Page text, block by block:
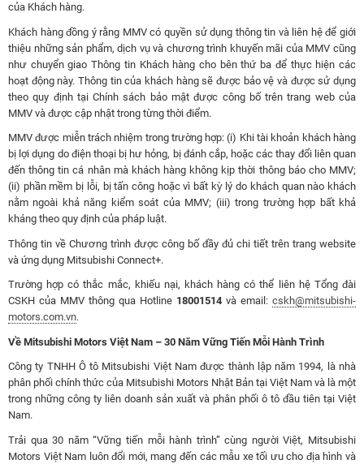
của Khách hàng.
Khách hàng đồng ý rằng MMV có quyền sử dụng thông tin và liên hệ để giới
thiệu những sản phẩm, dịch vụ và chương trình khuyến mãi của MMV cũng
như chuyển giao Thông tin Khách hàng cho bên thứ ba để thực hiện các
hoạt động này. Thông tin của khách hàng sẽ được bảo vệ và được sử dụng
theo quy định tại Chính sách bảo mật được công bố trên trang web của
MMV và được cập nhật trong từng thời điểm.
MMV được miễn trách nhiệm trong trường hợp: (i) Khi tài khoản khách hàng
bị lợi dụng do điện thoại bị hư hỏng, bị đánh cắp, hoặc các thay đổi liên quan
đến thông tin cá nhân mà khách hàng không kịp thời thông báo cho MMV;
(ii) phần mềm bị lỗi, bị tấn công hoặc vì bất kỳ lý do khách quan nào khách
nằm ngoài khả năng kiểm soát của MMV; (iii) trong trường hợp bất khả
kháng theo quy định của pháp luật.
Thông tin về Chương trình được công bố đầy đủ chi tiết trên trang website
và ứng dụng Mitsubishi Connect+.
Trường hợp có thắc mắc, khiếu nại, khách hàng có thể liên hệ Tổng đài
CSKH của MMV thông qua Hotline 18001514 và email: cskh@mitsubishi-
motors.com.vn.
Về Mitsubishi Motors Việt Nam – 30 Năm Vững Tiến Mỗi Hành Trình
Công ty TNHH Ô tô Mitsubishi Việt Nam được thành lập năm 1994, là nhà
phân phối chính thức của Mitsubishi Motors Nhật Bản tại Việt Nam và là một
trong những công ty liên doanh sản xuất và phân phối ô tô đầu tiên tại Việt
Nam.
Trải qua 30 năm “Vững tiến mỗi hành trình” cùng người Việt, Mitsubishi
Motors Việt Nam luôn đổi mới, mang đến các mẫu xe tối ưu cho địa hình và